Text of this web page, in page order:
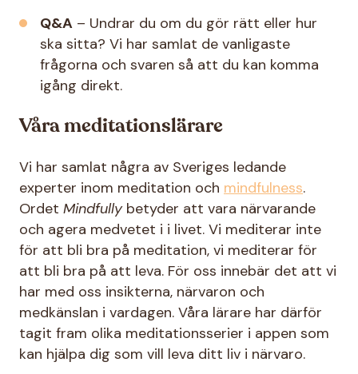
Q&A – Undrar du om du gör rätt eller hur
ska sitta? Vi har samlat de vanligaste
frågorna och svaren så att du kan komma
igång direkt.
Våra meditationslärare
Vi har samlat några av Sveriges ledande
experter inom meditation och mindfulness.
Ordet Mindfullybetyder att vara närvarande
och agera medvetet i i livet. Vi mediterar inte
för att bli bra på meditation, vi mediterar för
att bli bra på att leva. För oss innebär det att vi
har med oss insikterna, närvaron och
medkänslan i vardagen. Våra lärare har därför
tagit fram olika meditationsserier i appen som
kan hjälpa dig som vill leva ditt liv i närvaro.